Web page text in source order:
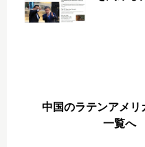
中国のラテンアメリ
一覧へ